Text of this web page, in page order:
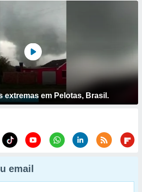
extremas em Pelotas, Brasil.
email